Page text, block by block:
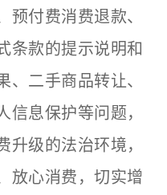
预付费消费退款、
条款的提示说明和
、二手商品转让、
信息保护等问题，
升级的法治环境，
放心消费，切实增